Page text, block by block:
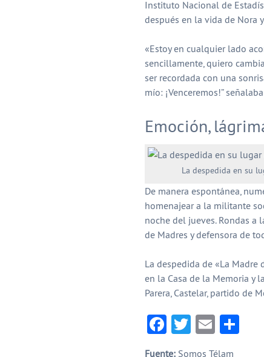
Instituto Nacional de
después en la vida de Nora
«Estoy en cualquier lado
sencillamente, quiero
ser recordada con una
mío: ¡Venceremos!”
Emoción,
La despedida en su
De manera espontánea,
homenajear a la militante
noche del jueves. Rondas a
de Madres y defensora de
La despedida de «La Madre
en la Casa de la Memoria y
Parera, Castelar, partido de
Facebook
Twitter
Email
Fuente:Somos Télam